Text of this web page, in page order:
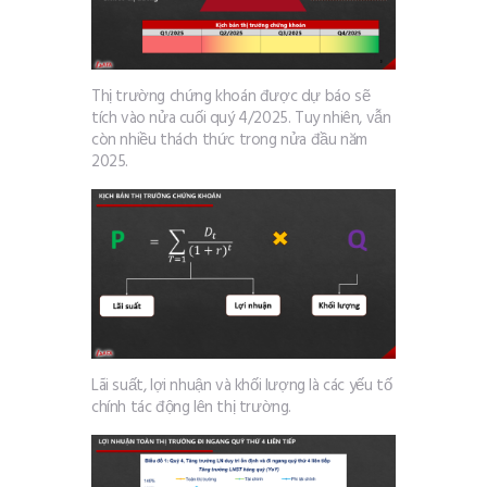
Thị trường chứng khoán được dự báo sẽ
tích vào nửa cuối quý 4/2025. Tuy nhiên, vẫn
còn nhiều thách thức trong nửa đầu năm
2025.
Lãi suất, lợi nhuận và khối lượng là các yếu tố
chính tác động lên thị trường.